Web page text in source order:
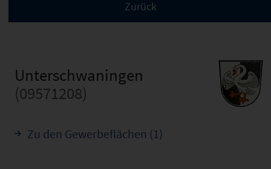
Unterschwaningen
(09571208)
Zu den Gewerbeflächen (1)